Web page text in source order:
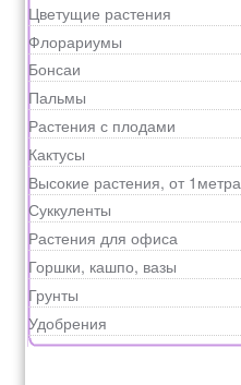
Цветущие растения
Флорариумы
Бонсаи
Пальмы
Растения с плодами
Кактусы
Высокие растения, от 1метра
Суккуленты
Растения для офиса
Горшки, кашпо, вазы
Грунты
Удобрения